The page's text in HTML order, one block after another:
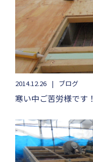
2014.12.26 ブログ
寒い中ご苦労様です！